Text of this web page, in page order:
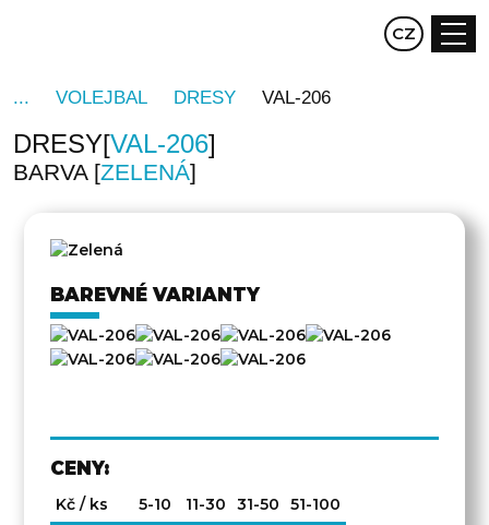
EN DE
CZ
VOLEJBAL DRESY VAL-206
DRESY VAL-206
BARVA ZELENÁ
BAREVNÉ VARIANTY
CENY:
Kč / ks 5-10 11-30 31-50
51-100